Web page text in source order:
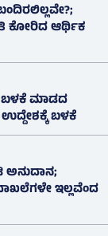
ಕೋರಿದ ಆರ್ಥಿಕ
ಬಳಕೆ ಮಾಡದ
ಬಳಕೆ
ಇಲ್ಲವೆಂದ